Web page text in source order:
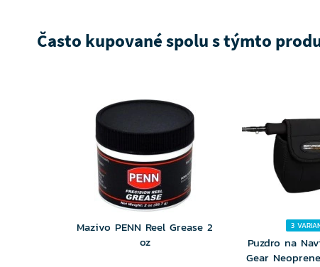
Často kupované spolu s týmto
Mazivo PENN Reel Grease 2
oz
3
Puzdro na
Gear